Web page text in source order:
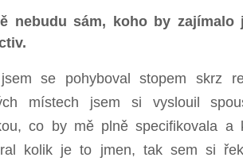
nebudu sám, koho by zajímalo
jsem se pohyboval stopem skrz
místech jsem si vyslouil
co by mě plně specifikovala a
kolik je to jmen, tak sem si